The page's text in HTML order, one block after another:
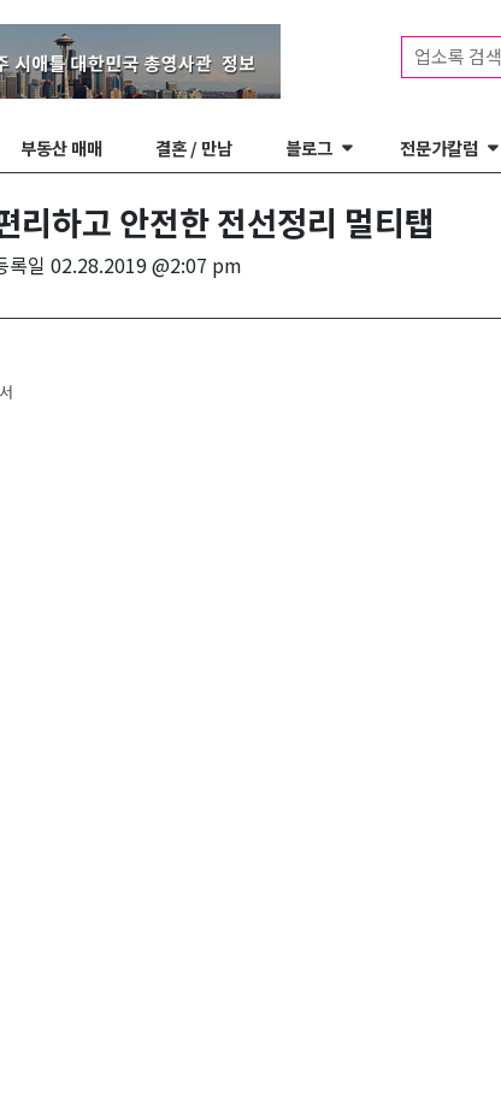
업소록 검색
부동산 매매 결혼 / 만남 블로그 전문가칼럼
리하고 안전한 전선정리 멀티탭
록일02.28.2019 @2:07 pm